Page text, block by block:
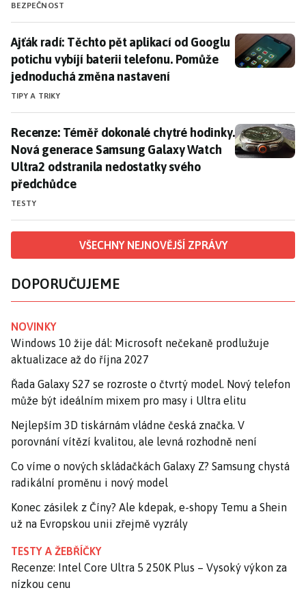
BEZPEČNOST
Ajťák radí: Těchto pět aplikací od Googlu potichu
Ajťák radí: Těchto pět aplikací od Googlu
potichu vybíjí baterii telefonu. Pomůže
jednoduchá změna nastavení
TIPY A TRIKY
Recenze: Téměř dokonalé chytré hodinky. Nová
Recenze: Téměř dokonalé chytré hodinky.
Nová generace Samsung Galaxy Watch
Ultra2 odstranila nedostatky svého
předchůdce
TESTY
VŠECHNY NEJNOVĚJŠÍ ZPRÁVY
DOPORUČUJEME
NOVINKY
Windows 10 žije dál: Microsoft nečekaně prodlužuje
aktualizace až do října 2027
Řada Galaxy S27 se rozroste o čtvrtý model. Nový telefon
může být ideálním mixem pro masy i Ultra elitu
Nejlepším 3D tiskárnám vládne česká značka. V
porovnání vítězí kvalitou, ale levná rozhodně není
Co víme o nových skládačkách Galaxy Z? Samsung chystá
radikální proměnu i nový model
Konec zásilek z Číny? Ale kdepak, e-shopy Temu a Shein
už na Evropskou unii zřejmě vyzrály
TESTY A ŽEBŘÍČKY
Recenze: Intel Core Ultra 5 250K Plus – Vysoký výkon za
nízkou cenu